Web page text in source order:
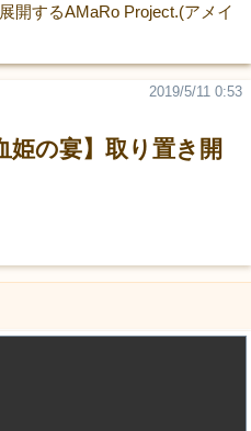
開するAMaRo Project.(アメイ
姫の宴】取り置き開
2019/5/11 0:53